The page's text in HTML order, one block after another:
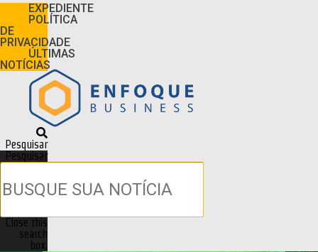
EXPEDIENTE
POLÍTICA
DE
PRIVACIDADE
ÚLTIMAS
NOTÍCIAS
Pesquisar
Pesquisar
Close this
search
box.